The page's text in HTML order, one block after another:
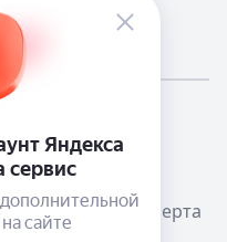
службы РФ
о сервисе
Оферта